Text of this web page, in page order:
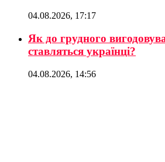
04.08.2026, 17:17
Як до грудного
ставляться українці?
04.08.2026, 14:56